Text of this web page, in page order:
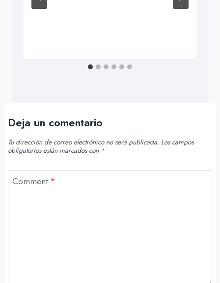
Deja un comentario
Tu dirección de correo electrónico no será publicada. Los campos
obligatorios están marcados con *
Comment *